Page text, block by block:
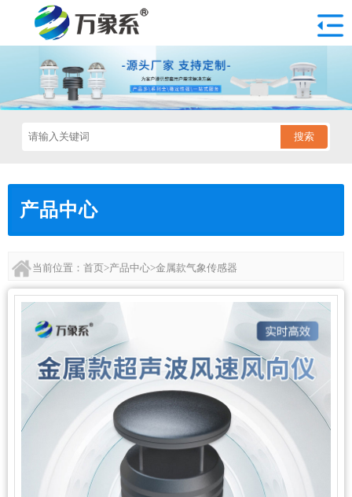
搜索
产品中心
当前位置： 首页>产品中心>金属款气象传感器